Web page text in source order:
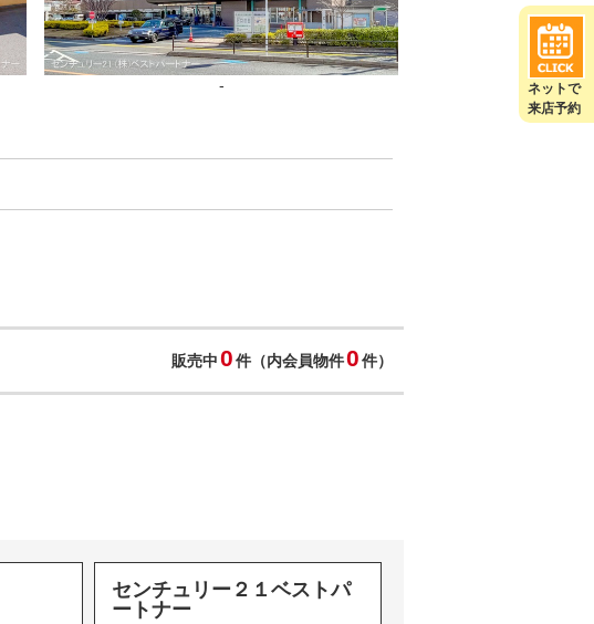
ネットで
来店予約
-
販売中0件（内会員物件0件）
センチュリー２１ベストパ
ートナー